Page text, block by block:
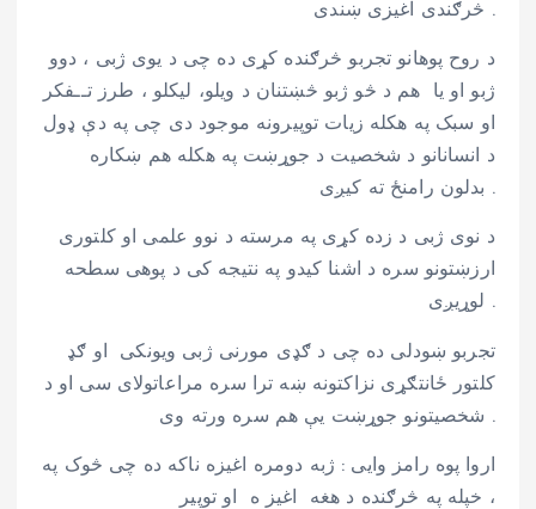
څرګندی اغیزی ښندی .
د روح پوهانو تجربو څرګنده کړی ده چی د یوی ژبی ، دوو
ژبو او یا هم د څو ژبو څښتنان د ویلو، لیکلو ، طرز تــفکر
او سبک په هکله زیات توپیرونه موجود دی چی په دې ډول
د انسانانو د شخصیت د جوړښت په هکله هم ښکاره
بدلون رامنځ ته کیږی .
د نوی ژبی د زده کړی په مرسته د نوو علمی او کلتوری
ارزښتونو سره د اشنا کیدو په نتیجه کی د پوهی سطحه
لوړیږی .
تجربو ښودلی ده چی د ګډی مورنی ژبی ویونکی او ګډ
کلتور ځانتګړی نزاکتونه ښه ترا سره مراعاتولای سی او د
شخصیتونو جوړښت یې هم سره ورته وی .
اروا پوه رامز وایی : ژبه دومره اغیزه ناکه ده چی څوک په
خپله په څرګنده د هغه اغیز ه او توپیر ،